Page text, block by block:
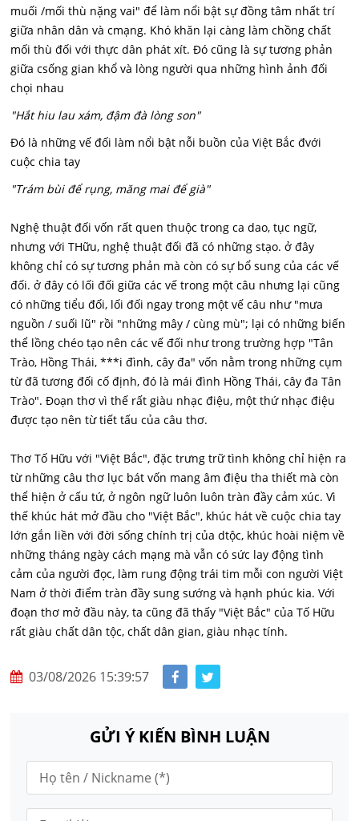
muối /mối thù nặng vai" để làm nổi bật sự đồng tâm nhất trí
giữa nhân dân và cmạng. Khó khăn lại càng làm chồng chất
mối thù đối với thực dân phát xít. Đó cũng là sự tương phản
giữa csống gian khổ và lòng người qua những hình ảnh đối
chọi nhau
"Hắt hiu lau xám, đậm đà lòng son"
Đó là những vế đối làm nổi bật nỗi buồn của Việt Bắc đvới
cuộc chia tay
"Trám bùi để rụng, măng mai để già"
Nghệ thuật đối vốn rất quen thuộc trong ca dao, tục ngữ,
nhưng với THữu, nghệ thuật đối đã có những stạo. ở đây
không chỉ có sự tương phản mà còn có sự bổ sung của các vế
đối. ở đây có lối đối giữa các vế trong một câu nhưng lại cũng
có những tiểu đối, lối đối ngay trong một vế câu như "mưa
nguồn / suối lũ" rồi "những mây / cùng mù"; lại có những biến
thể lồng chéo tạo nên các vế đối như trong trường hợp "Tân
Trào, Hồng Thái, ***i đình, cây đa" vốn nằm trong những cụm
từ đã tương đối cố định, đó là mái đình Hồng Thái, cây đa Tân
Trào". Đoạn thơ vì thế rất giàu nhạc điệu, một thứ nhạc điệu
được tạo nên từ tiết tấu của câu thơ.
Thơ Tố Hữu với "Việt Bắc", đặc trưng trữ tình không chỉ hiện ra
từ những câu thơ lục bát vốn mang âm điệu tha thiết mà còn
thể hiện ở cấu tứ, ở ngôn ngữ luôn luôn tràn đầy cảm xúc. Vì
thế khúc hát mở đầu cho "Việt Bắc", khúc hát về cuộc chia tay
lớn gắn liền với đời sống chính trị của dtộc, khúc hoài niệm về
những tháng ngày cách mạng mà vẫn có sức lay động tình
cảm của người đọc, làm rung động trái tim mỗi con người Việt
Nam ở thời điểm tràn đầy sung sướng và hạnh phúc kia. Với
đoạn thơ mở đầu này, ta cũng đã thấy "Việt Bắc" của Tố Hữu
rất giàu chất dân tộc, chất dân gian, giàu nhạc tính.
03/08/2026 15:39:57
GỬI Ý KIẾN BÌNH LUẬN